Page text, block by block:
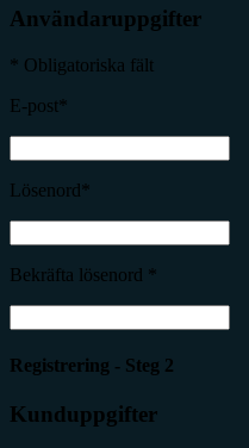
Användaruppgifter
* Obligatoriska fält
E-post*
Lösenord*
Bekräfta lösenord *
Registrering - Steg 2
Kunduppgifter